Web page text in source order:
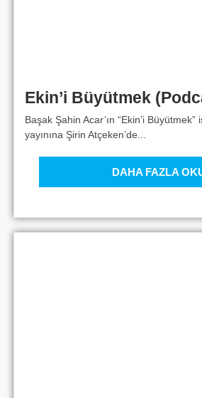
Ekin’i Büyütmek
Başak Şahin Acar’ın “Ekin’i
yayınına Şirin Atçeken’de...
DAHA FAZLA